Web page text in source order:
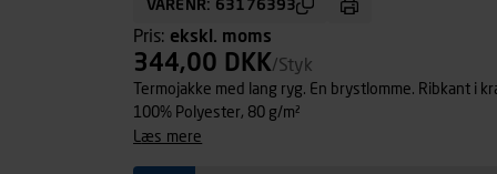
VARENR: 63176393
Pris: ekskl. moms
344,00 DKK/Styk
Termojakke med lang ryg. En brystlomme. Ribkant i
100% Polyester, 80 g/m²
læs mere